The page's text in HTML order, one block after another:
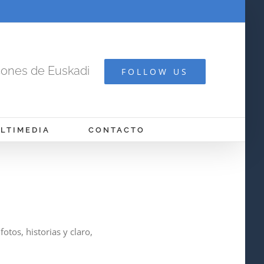
de Euskadi FOLLOW US
CONTACTO
historias y claro,